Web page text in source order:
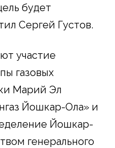
будет
Сергей Густов.
участие
газовых
Марий Эл
Йошкар-Ола» и
Йошкар-
генерального